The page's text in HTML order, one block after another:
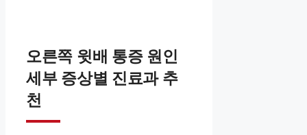
오른쪽 윗배 통증 원인
세부 증상별 진료과 추
천